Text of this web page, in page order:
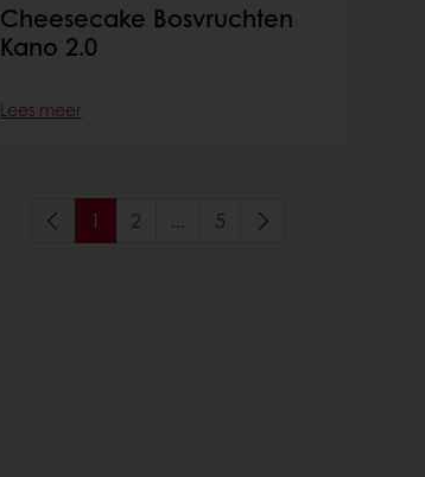
Cheesecake Bosvruchten
Kano 2.0
Lees meer
1 2 ... 5